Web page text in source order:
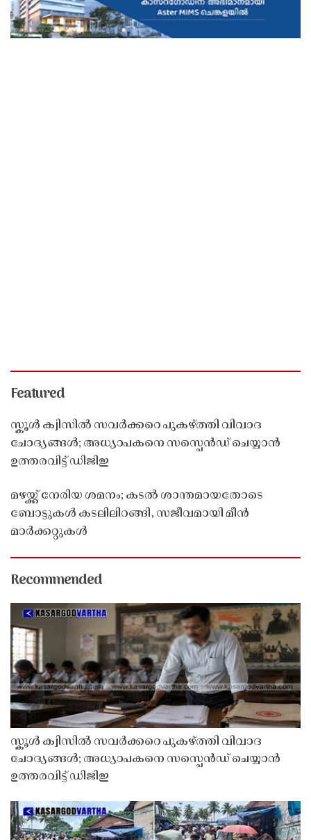
Featured
സ്കൂൾ ക്വിസിൽ സവർക്കറെ പുകഴ്ത്തി വിവാദ
ചോദ്യങ്ങൾ; അധ്യാപകനെ സസ്പെൻഡ് ചെയ്യാൻ
ഉത്തരവിട്ട് ഡിജിഇ
മഴയ്ക്ക് നേരിയ ശമനം; കടൽ ശാന്തമായതോടെ
ബോട്ടുകൾ കടലിലിറങ്ങി, സജീവമായി മീൻ
മാർക്കറ്റുകൾ
Recommended
സ്കൂൾ ക്വിസിൽ സവർക്കറെ പുകഴ്ത്തി വിവാദ
ചോദ്യങ്ങൾ; അധ്യാപകനെ സസ്പെൻഡ് ചെയ്യാൻ
ഉത്തരവിട്ട് ഡിജിഇ